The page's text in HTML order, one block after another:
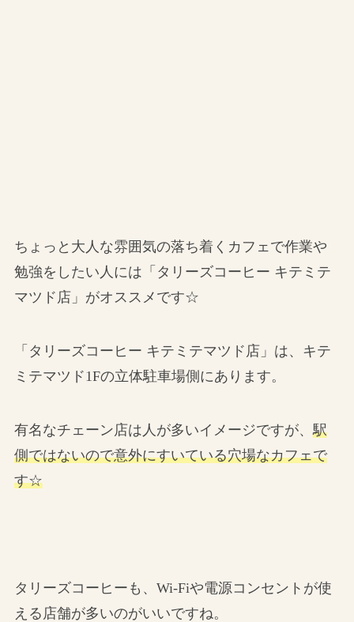
ちょっと大人な雰囲気の落ち着くカフェで作業や
勉強をしたい人には「タリーズコーヒー キテミテ
マツド店」がオススメです☆
「タリーズコーヒー キテミテマツド店」は、キテ
ミテマツド1Fの立体駐車場側にあります。
有名なチェーン店は人が多いイメージですが、駅
側ではないので意外にすいている穴場なカフェで
す☆
タリーズコーヒーも、Wi-Fiや電源コンセントが使
える店舗が多いのがいいですね。